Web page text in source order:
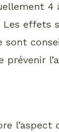
Les
sont
prévenir